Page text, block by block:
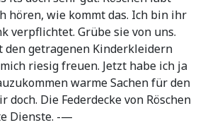
hören, wie kommt das. Ich bin ihr
verpflichtet. Grübe sie von uns.
den getragenen Kinderkleidern
riesig freuen. Jetzt habe ich ja
warme Sachen für den
Die Federdecke von Röschen
Dienste. -—